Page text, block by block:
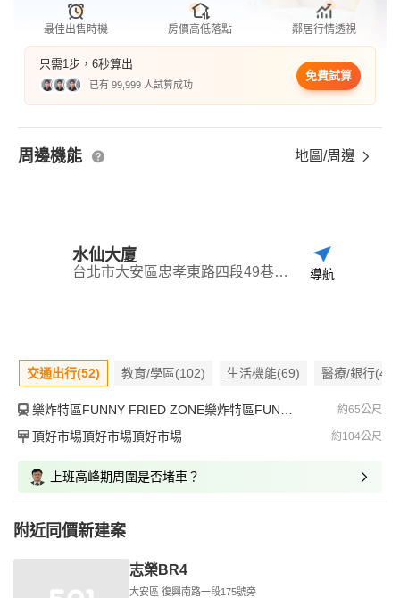
最佳出售時機 房價高低落點 鄰居行情透視
只需1步，6秒算出
已有 99,999 人試算成功
免費試算
周邊機能 地圖/周邊
水仙大廈
台北市大安區忠孝東路四段49巷4弄10號 導航
交通出行(52) 教育/學區(102) 生活機能(69) 醫療/銀行(46)
樂炸特區FUNNY FRIED ZONE樂炸特區FUNNY FRIED ZONE樂炸特區FUNNY FRIED ZONE 約65公尺
頂好市場頂好市場頂好市場 約104公尺
上班高峰期周圍是否堵車？
附近同價新建案
志榮BR4
大安區 復興南路一段175號旁